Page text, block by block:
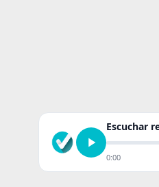
Escuchar
0:00